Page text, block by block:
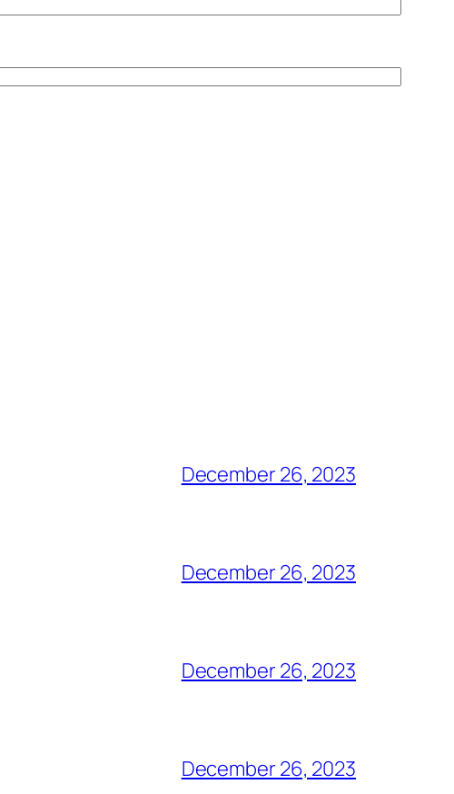
December 26, 2023
December 26, 2023
December 26, 2023
December 26, 2023